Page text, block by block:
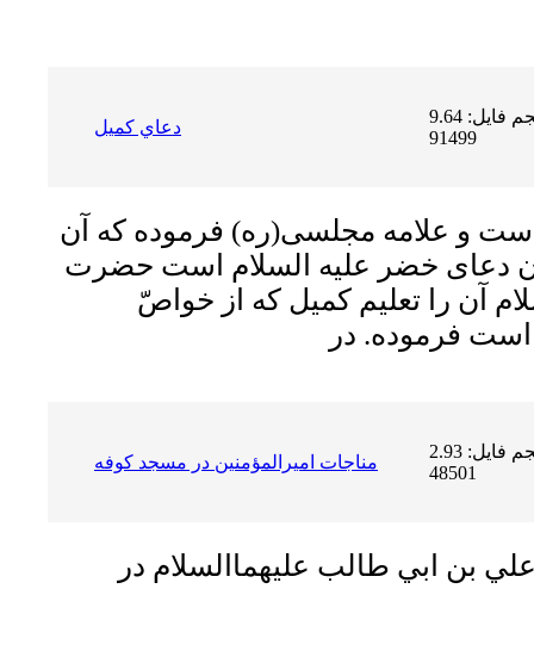
دعاي كميل
حجم فایل: 9.64 MB | دریافت ها:
91499
است و علامه مجلسى(ره) فرموده كه آن
دعاى خضر عليه السلام است حضرت
آن را تعليم كميل كه از خواصّ
مناجات اميرالمؤمنين در مسجد كوفه
حجم فایل: 2.93 MB | دریافت ها:
48501
بن ابي طالب عليهماالسلام در